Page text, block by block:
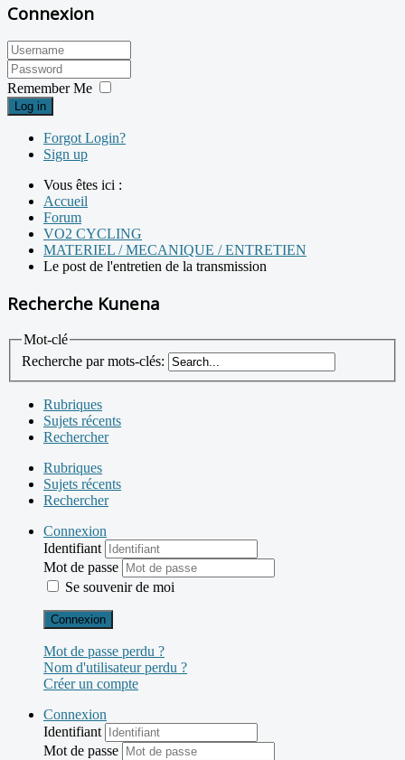
Connexion
Remember Me
Log in
Forgot Login?
Sign up
Vous êtes ici :
Accueil
Forum
VO2 CYCLING
MATERIEL / MECANIQUE / ENTRETIEN
Le post de l'entretien de la transmission
Recherche Kunena
Mot-clé
Recherche par mots-clés:
Rubriques
Sujets récents
Rechercher
Rubriques
Sujets récents
Rechercher
Connexion
Identifiant
Mot de passe
Se souvenir de moi
Connexion
Mot de passe perdu ?
Nom d'utilisateur perdu ?
Créer un compte
Connexion
Identifiant
Mot de passe